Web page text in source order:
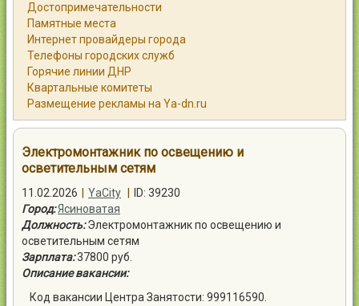
Работа
Объявления
Помощь
Достопримечательности
Памятные места
Интернет провайдеры города
Телефоны городских служб
Горячие линии ДНР
Квартальные комитеты
Размещение рекламы на Ya-dn.ru
Электромонтажник по освещению и
осветительным сетям
11.02.2026 YaCity
ID: 39230
Город:Ясиноватая
Должность: Электромонтажник по освещению и
осветительным сетям
Зарплата:37800 руб.
Описание вакансии:
Код вакансии Центра Занятости: 999116590.